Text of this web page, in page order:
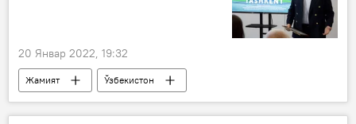
20 Январ 2022, 19:32
Жамият Ўзбекистон